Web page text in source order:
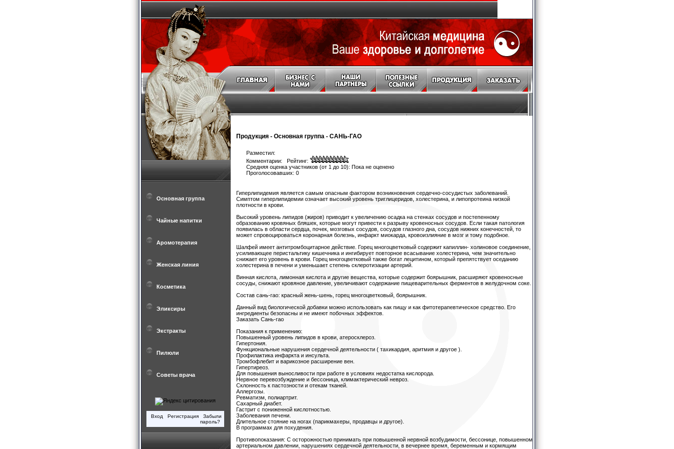
Основная группа
Чайные напитки
Аромотерапия
Женская линия
Косметика
Эликсиры
Экстракты
Пилюли
Советы врача
Вход Регистрация
Забыли
пароль?
Продукция - Основная группа - САНЬ-ГАО
Разместил:
Комментарии: Рейтинг:
Средняя оценка участников (от 1 до 10): Пока не оценено
Проголосовавших: 0
Гиперлипидемия является самым опасным фактором возникновения сердечно-сосудистых заболеваний.
Симптом гиперлипидемии означает высокий уровень триглицеридов, холестерина, и липопротеина низкой
плотности в крови.
Высокий уровень липидов (жиров) приводит к увеличению осадка на стенках сосудов и постепенному
образованию кровяных бляшек, которые могут привести к разрыву кровеносных сосудов. Если такая патология
появилась в области сердца, почек, мозговых сосудов, сосудов глазного дна, сосудов нижних конечностей, то
может спровоцироваться коронарная болезнь, инфаркт миокарда, кровоизлияние в мозг и тому подобное.
Шалфей имеет антитромбоцитарное действие. Горец многоцветковый содержит капиллин- холиновое соединение,
усиливающее перистальтику кишечника и ингибирует повторное всасывание холестерина, чем значительно
снижает его уровень в крови. Горец многоцветковый также богат лецитином, который препятствует оседанию
холестерина в печени и уменьшает степень склеротизации артерий.
Винная кислота, лимонная кислота и другие вещества, которые содержит боярышник, расширяют кровеносные
сосуды, снижают кровяное давление, увеличивают содержание пищеварительных ферментов в желудочном соке.
Состав сань-гао: красный жень-шень, горец многоцветковый, боярышник.
Данный вид биологической добавки можно использовать как пищу и как фитотерапевтическое средство. Его
ингредиенты безопасны и не имеют побочных эффектов.
Заказать Сань-гао
Показания к применению:
Повышенный уровень липидов в крови, атеросклероз.
Гипертония.
Функциональные нарушения сердечной деятельности ( тахикардия, аритмия и другое ).
Профилактика инфаркта и инсульта.
Тромбофлебит и варикозное расширение вен.
Гипертиреоз.
Для повышения выносливости при работе в условиях недостатка кислорода.
Нервное перевозбуждение и бессоница, климактерический невроз.
Склонность к пастозности и отекам тканей.
Аллергозы.
Ревматизм, полиартрит.
Сахарный диабет.
Гастрит с пониженной кислотностью.
Заболевания печени.
Длительное стояние на ногах (парикмахеры, продавцы и другое).
В программах для похудения.
Противопоказания: С осторожностью принимать при повышенной нервной возбудимости, бессонице, повышенном
артериальном давлении, нарушениях сердечной деятельности, в вечернее время, беременным и кормящим